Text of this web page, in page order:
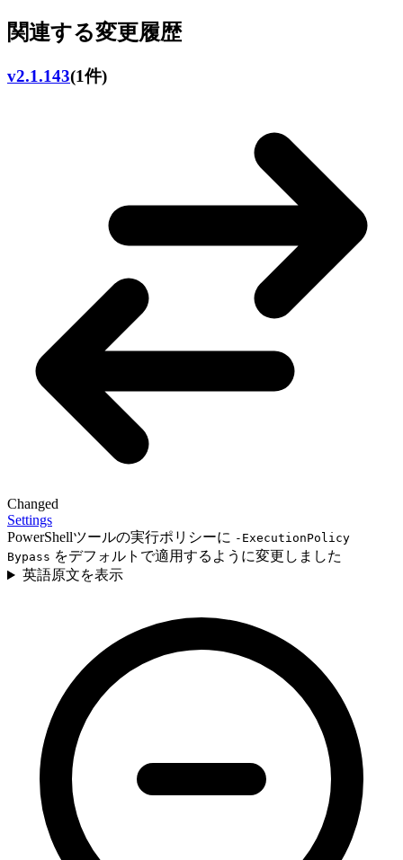
関連する変更履歴
v2.1.143(1件)
Changed
Settings
PowerShellツールの実行ポリシーに -ExecutionPolicy
Bypass をデフォルトで適用するように変更しました
英語原文を表示